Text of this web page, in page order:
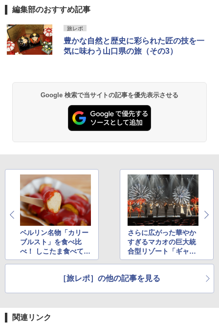
￥6,831
PYKES PEAK (パイクスピーク) 着替えテン
ト プライバシー テント 【中が透けない】 1
人用 折りたたみ 防災グッズ 災害用トイレ ビ
ーチ ピクニック ポップアップテント 携帯 簡
￥4,980
ENDLESS BASE 《めざましテレビで紹介》
テント ワンタッチ RENEW 幅200 2-3人用 43
500002(88859)
[キャンパーズコレクション 山善] 傘みたいに
広げるだけ パッとサッとテント ブラックコ
ーティング フルクローズ メッシュ 3-4人用
簡単設置 ポップアップテント エクルベージ
ュ(BC仕様) PATC-150B(EB)
￥9,990
[キャンパーズコレクション 山善] 傘みたいに
広げるだけ パッとサッとテント キューブワ
ーズ メッシュ 5人用 簡単設置 ポップアップ
GRANDOOR ステンレス保冷剤 2個セット 2
026リニューアル 急速冷凍 空間倍増 衛生的
コンパクト 保冷力長持ち
￥2,980
防水 UVカット 4段階高さ調整 軽量 収納袋付
き
￥6,999
秒）射程5～10m 安全ロック搭載 携帯収納袋
付き ヒグマ・イノシシ対策 自治体・教育機
関の購入実績 登山・キャンプ・アウトドア・
防災用品 長期保存可能 緊急時用 日本国内発
送
￥3,680
着替えテント トイレテント 透けない【換気
通気窓付き】収納袋付き UVカット 防水 防災
編集部のおすすめ記事
旅レポ
豊かな自然と歴史に彩られた匠の技を一
気に味わう山口県の旅（その3）
Google 検索で当サイトの記事を優先表示させる
ベルリン名物「カリー
ブルスト」を食べ比
べ！ しこたま食べてき
た
さらに広がった華やか
すぎるマカオの巨大統
合型リゾート「ギャラ
クシー・マカオ」（第
［旅レポ］の他の記事を見る
関連リンク